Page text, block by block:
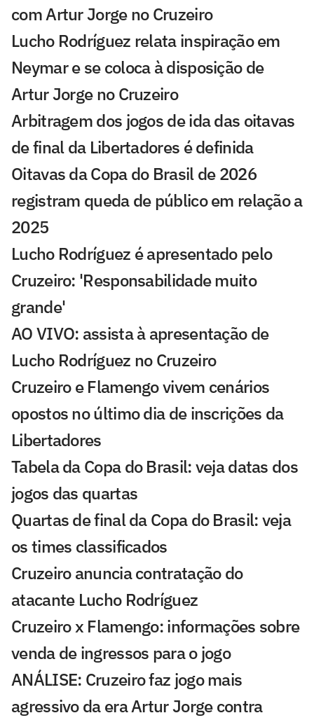
com Artur Jorge no Cruzeiro
Lucho Rodríguez relata inspiração em
Neymar e se coloca à disposição de
Artur Jorge no Cruzeiro
Arbitragem dos jogos de ida das oitavas
de final da Libertadores é definida
Oitavas da Copa do Brasil de 2026
registram queda de público em relação a
2025
Lucho Rodríguez é apresentado pelo
Cruzeiro: 'Responsabilidade muito
grande'
AO VIVO: assista à apresentação de
Lucho Rodríguez no Cruzeiro
Cruzeiro e Flamengo vivem cenários
opostos no último dia de inscrições da
Libertadores
Tabela da Copa do Brasil: veja datas dos
jogos das quartas
Quartas de final da Copa do Brasil: veja
os times classificados
Cruzeiro anuncia contratação do
atacante Lucho Rodríguez
Cruzeiro x Flamengo: informações sobre
venda de ingressos para o jogo
ANÁLISE: Cruzeiro faz jogo mais
agressivo da era Artur Jorge contra